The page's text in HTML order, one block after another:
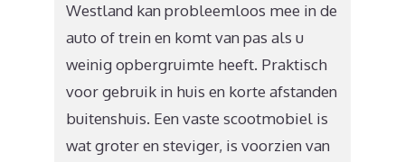
Westland kan probleemloos mee in de
auto of trein en komt van pas als u
weinig opbergruimte heeft. Praktisch
voor gebruik in huis en korte afstanden
buitenshuis. Een vaste scootmobiel is
wat groter en steviger, is voorzien van